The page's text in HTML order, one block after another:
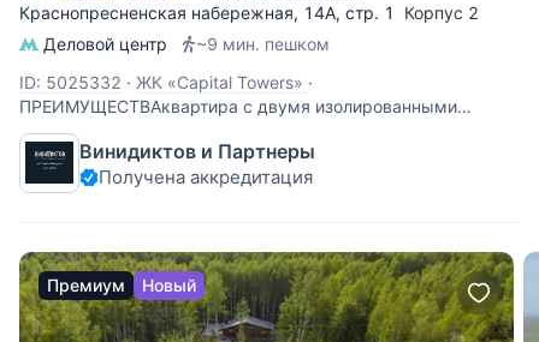
Краснопресненская набережная, 14А, стр. 1
Корпус 2
Деловой центр
~9 мин. пешком
ID: 5025332 · ЖК «Capital Towers» ·
ПРЕИМУЩЕСТВАквартира с двумя изолированными
спальнями готовая отделка от дизайнера Antonio Citterio
панорамные виды на Москву консьерж 24/7 лифты
Schindler ЖК премиум класса «Capital Towers» 3-комнатная
Винидиктов и Партнеры
Получена аккредитация
Премиум Новый